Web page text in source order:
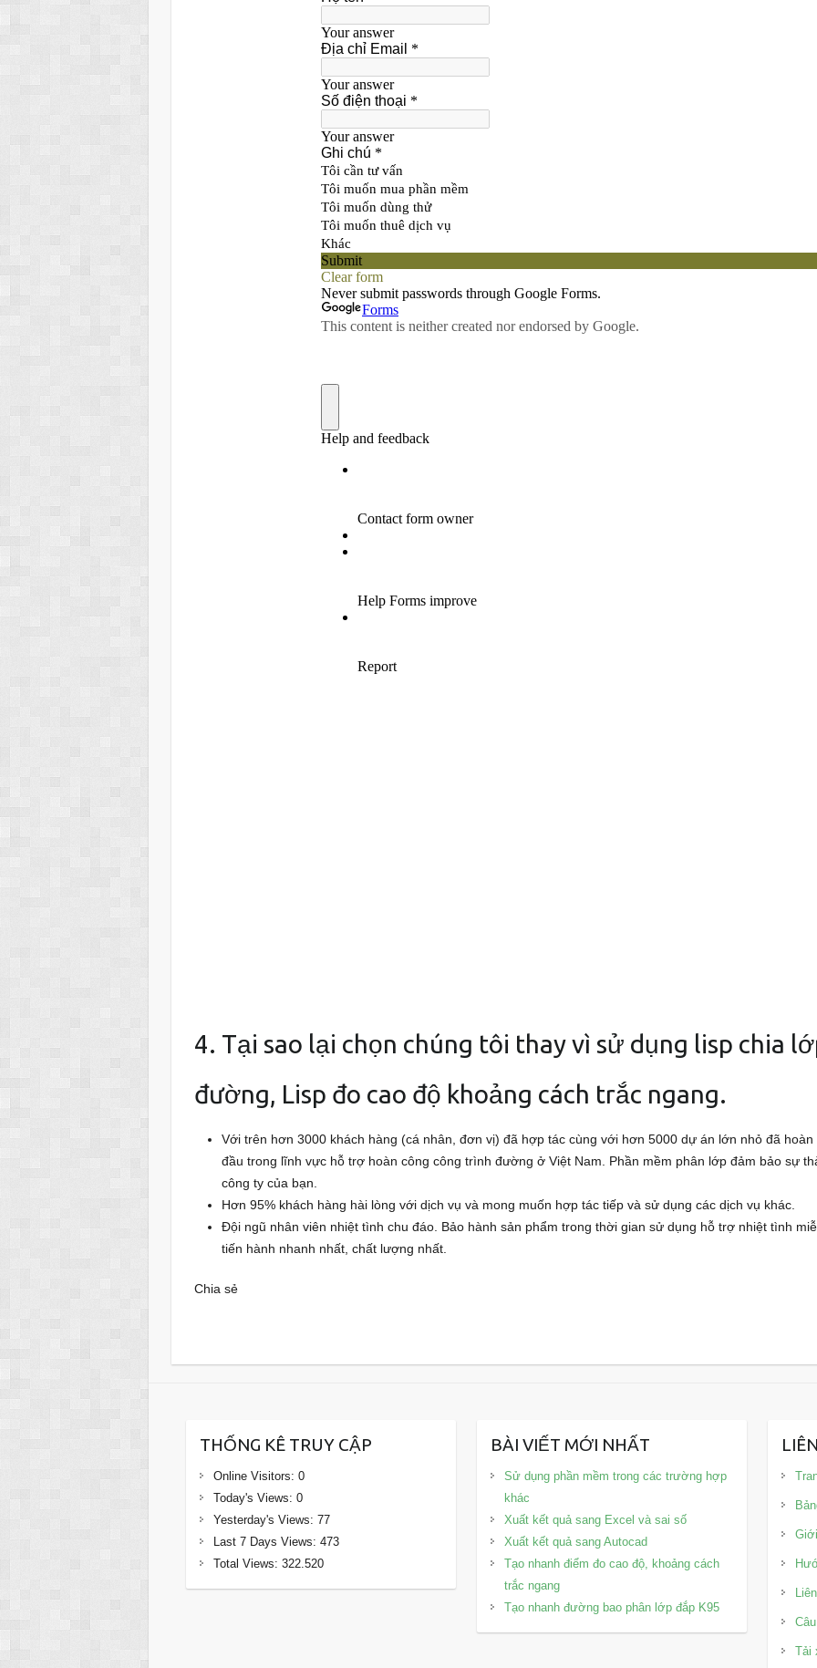
4. Tại sao lại chọn chúng tôi thay vì sử dụng lisp chia
đường, Lisp đo cao độ khoảng cách trắc ngang.
Với trên hơn 3000 khách hàng (cá nhân, đơn vị) đã hợp tác cùng với hơn 5000 dự án lớn nhỏ đã
đầu trong lĩnh vực hỗ trợ hoàn công công trình đường ở Việt Nam. Phần mềm phân lớp đảm bảo sự
công ty của bạn.
Hơn 95% khách hàng hài lòng với dịch vụ và mong muốn hợp tác tiếp và sử dụng các dịch vụ khác.
Đội ngũ nhân viên nhiệt tình chu đáo. Bảo hành sản phẩm trong thời gian sử dụng hỗ trợ nhiệt tình
tiến hành nhanh nhất, chất lượng nhất.
Chia sẻ
THỐNG KÊ TRUY CẬP
Online Visitors:0
Today's Views:0
Yesterday's Views:77
Last 7 Days Views:473
Total Views:322.520
BÀI VIẾT MỚI NHẤT
Sử dụng phần mềm trong các trường hợp
khác
Xuất kết quả sang Excel và sai số
Xuất kết quả sang Autocad
Tạo nhanh điểm đo cao độ, khoảng cách
trắc ngang
Tạo nhanh đường bao phân lớp đắp K95
Tải